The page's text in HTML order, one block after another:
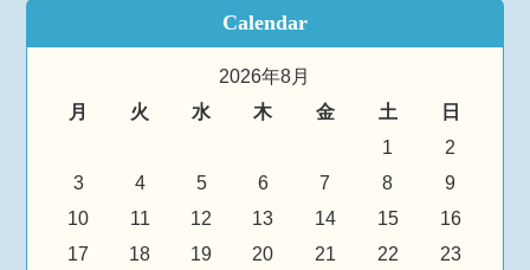
Calendar
2026年8月
月
火 水 木 金 土
日
1
2
3
4 5 6 7 8
9
10
11 12 13 14 15
16
17
18 19 20 21 22
23